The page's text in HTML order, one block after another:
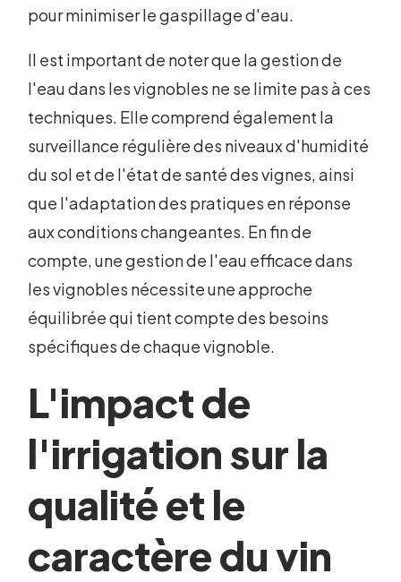
pour minimiser le gaspillage d'eau.
Il est important de noter que la gestion de
l'eau dans les vignobles ne se limite pas à ces
techniques. Elle comprend également la
surveillance régulière des niveaux d'humidité
du sol et de l'état de santé des vignes, ainsi
que l'adaptation des pratiques en réponse
aux conditions changeantes. En fin de
compte, une gestion de l'eau efficace dans
les vignobles nécessite une approche
équilibrée qui tient compte des besoins
spécifiques de chaque vignoble.
L'impact de
l'irrigation sur la
qualité et le
caractère du vin